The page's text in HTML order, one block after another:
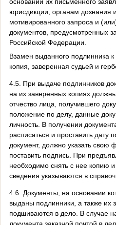
юрисдикции, органам дознания
мотивированного запроса и
документов, предусмотренных
Российской Федерации.
Взамен выданного подлинника
копия, заверенная судьей и
4.5. При выдаче подлинников
на их заверенных копиях
отчество лица, получившего
положение по делу, данные
личность. В получении
расписаться и проставить
документ, должно указать свою
поставить подпись. При
необходимо снять с нее копию
сведения указываются в
4.6. Документы, на основании
выданы подлинники, а также их
подшиваются в дело. В случае
документа заказной почтой в